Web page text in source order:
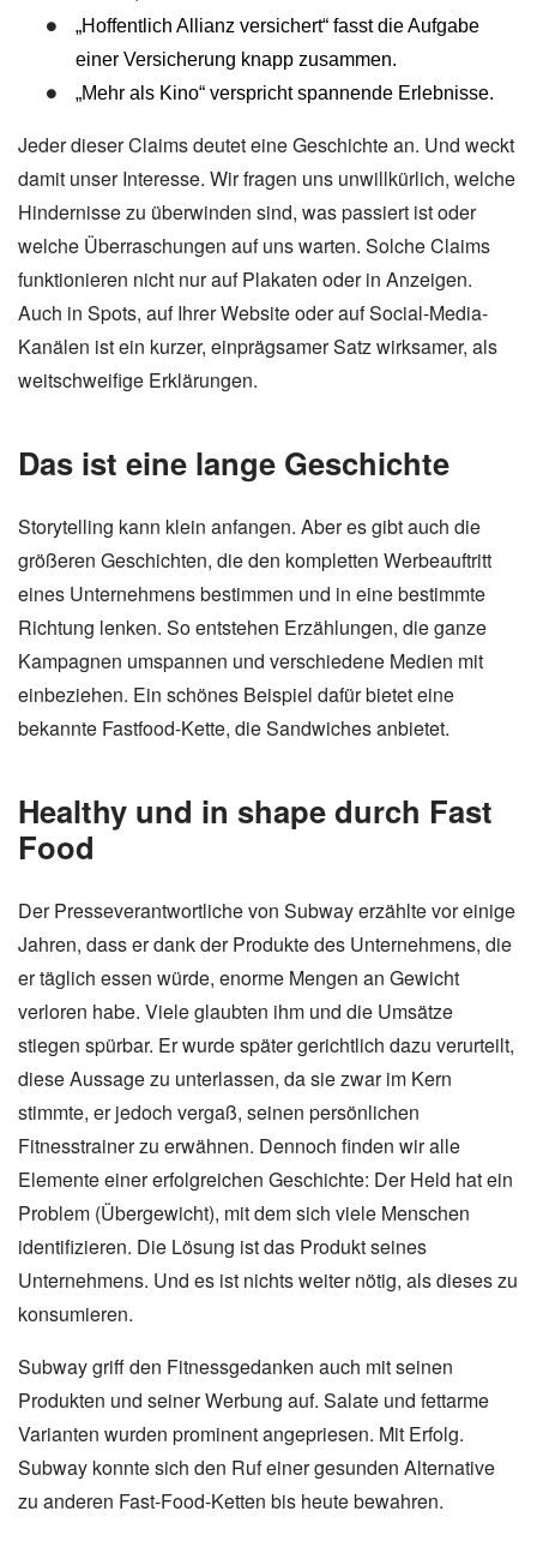
„Hoffentlich Allianz versichert“ fasst die Aufgabe
einer Versicherung knapp zusammen.
„Mehr als Kino“ verspricht spannende Erlebnisse.
Jeder dieser Claims deutet eine Geschichte an. Und weckt
damit unser Interesse. Wir fragen uns unwillkürlich, welche
Hindernisse zu überwinden sind, was passiert ist oder
welche Überraschungen auf uns warten. Solche Claims
funktionieren nicht nur auf Plakaten oder in Anzeigen.
Auch in Spots, auf Ihrer Website oder auf Social-Media-
Kanälen ist ein kurzer, einprägsamer Satz wirksamer, als
weitschweifige Erklärungen.
Das ist eine lange Geschichte
Storytelling kann klein anfangen. Aber es gibt auch die
größeren Geschichten, die den kompletten Werbeauftritt
eines Unternehmens bestimmen und in eine bestimmte
Richtung lenken. So entstehen Erzählungen, die ganze
Kampagnen umspannen und verschiedene Medien mit
einbeziehen. Ein schönes Beispiel dafür bietet eine
bekannte Fastfood-Kette, die Sandwiches anbietet.
Healthy und in shape durch Fast
Food
Der Presseverantwortliche von Subway erzählte vor einige
Jahren, dass er dank der Produkte des Unternehmens, die
er täglich essen würde, enorme Mengen an Gewicht
verloren habe. Viele glaubten ihm und die Umsätze
stiegen spürbar. Er wurde später gerichtlich dazu verurteilt,
diese Aussage zu unterlassen, da sie zwar im Kern
stimmte, er jedoch vergaß, seinen persönlichen
Fitnesstrainer zu erwähnen. Dennoch finden wir alle
Elemente einer erfolgreichen Geschichte: Der Held hat ein
Problem (Übergewicht), mit dem sich viele Menschen
identifizieren. Die Lösung ist das Produkt seines
Unternehmens. Und es ist nichts weiter nötig, als dieses zu
konsumieren.
Subway griff den Fitnessgedanken auch mit seinen
Produkten und seiner Werbung auf. Salate und fettarme
Varianten wurden prominent angepriesen. Mit Erfolg.
Subway konnte sich den Ruf einer gesunden Alternative
zu anderen Fast-Food-Ketten bis heute bewahren.